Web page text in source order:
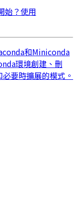
始？使用
和Miniconda
環境創建、刪
要時擴展的模式。